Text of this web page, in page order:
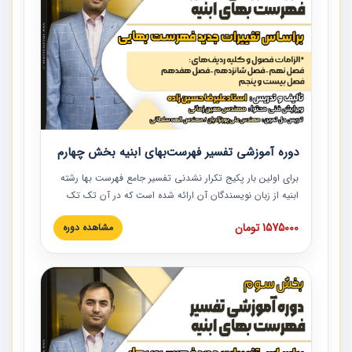
دوره آموزشی تفسیر فهرست‌بهای ابنیه بخش چهارم
برای اولین بار پکیج تکرار نشدنی تفسیر جامع فهرست بها رشته
ابنیه از زبان نویسندگان آن ارائه شده است که در آن تک تک
ردیف ها و مطالب فهرست بها تفسیر و ارائه شده است. این
دوره به صورت کامل تصویری بوده و به همراه تصاویر عملیات
دوره با کلام مهندس علیرضاحسین‌زاده مدیر پروژه مهندسی
مشاور در امر بازنگری فهرست بها رشته ابنیه ارائه شده و به تمام
همکارانی که در حوزه صنعت ساخت در حال فعالیت هستند حتما
توصیه می کنیم از مطالب این دوره استفاده نمایند.
1575000 تومان مشاهده دوره